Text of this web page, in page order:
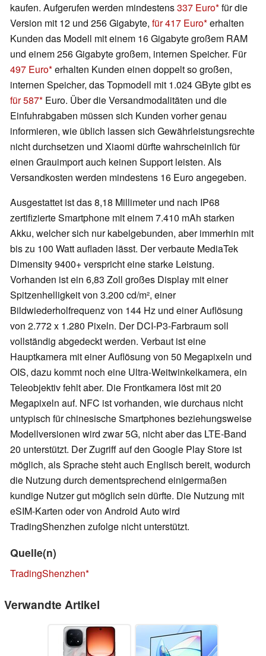
kaufen. Aufgerufen werden mindestens337 Euro für die
Version mit 12 und 256 Gigabyte, für 417 Euro erhalten
Kunden das Modell mit einem 16 Gigabyte großem RAM
und einem 256 Gigabyte großem, internen Speicher. Für
497 Euro erhalten Kunden einen doppelt so großen,
internen Speicher, das Topmodell mit 1.024 GByte gibt es
für 587 Euro. Über die Versandmodalitäten und die
Einfuhrabgaben müssen sich Kunden vorher genau
informieren, wie üblich lassen sich Gewährleistungsrechte
nicht durchsetzen und Xiaomi dürfte wahrscheinlich für
einen Grauimport auch keinen Support leisten. Als
Versandkosten werden mindestens 16 Euro angegeben.
Ausgestattet ist das 8,18 Millimeter und nach IP68
zertifizierte Smartphone mit einem 7.410 mAh starken
Akku, welcher sich nur kabelgebunden, aber immerhin mit
bis zu 100 Watt aufladen lässt. Der verbaute MediaTek
Dimensity 9400+ verspricht eine starke Leistung.
Vorhanden ist ein 6,83 Zoll großes Display mit einer
Spitzenhelligkeit von 3.200 cd/m², einer
Bildwiederholfrequenz von 144 Hz und einer Auflösung
von 2.772 x 1.280 Pixeln. Der DCI-P3-Farbraum soll
vollständig abgedeckt werden. Verbaut ist eine
Hauptkamera mit einer Auflösung von 50 Megapixeln und
OIS, dazu kommt noch eine Ultra-Weitwinkelkamera, ein
Teleobjektiv fehlt aber. Die Frontkamera löst mit 20
Megapixeln auf. NFC ist vorhanden, wie durchaus nicht
untypisch für chinesische Smartphones beziehungsweise
Modellversionen wird zwar 5G, nicht aber das LTE-Band
20 unterstützt. Der Zugriff auf den Google Play Store ist
möglich, als Sprache steht auch Englisch bereit, wodurch
die Nutzung durch dementsprechend einigermaßen
kundige Nutzer gut möglich sein dürfte. Die Nutzung mit
eSIM-Karten oder von Android Auto wird
TradingShenzhen zufolge nicht unterstützt.
Quelle(n)
TradingShenzhen
Verwandte Artikel